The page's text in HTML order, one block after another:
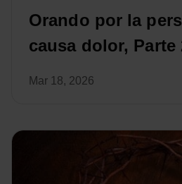
Orando por la
causa dolor, Parte
Mar 18, 2026